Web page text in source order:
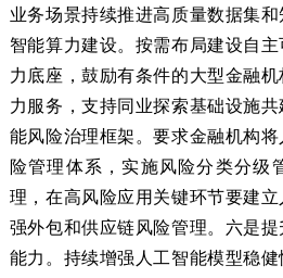
业务场景持续推进高质量数据集
智能算力建设。按需布局建设自
力底座，鼓励有条件的大型金融
力服务，支持同业探索基础设施
能风险治理框架。要求金融机构
险管理体系，实施风险分类分级
理，在高风险应用关键环节要建
强外包和供应链风险管理。六是
能力。持续增强人工智能模型稳